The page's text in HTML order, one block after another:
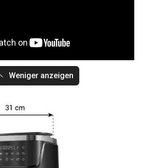
Weniger anzeigen